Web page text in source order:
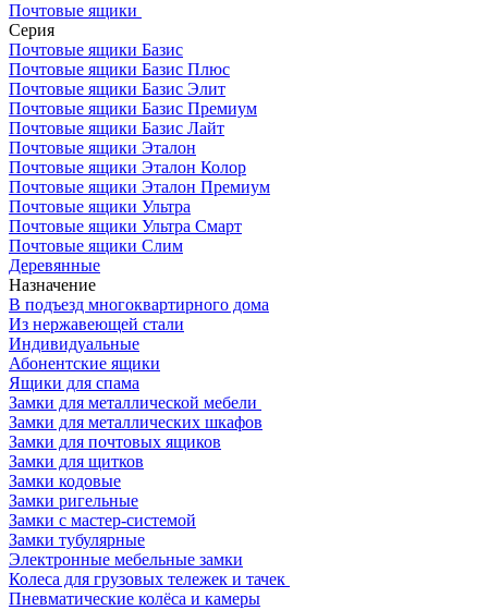
Почтовые ящики
Серия
Почтовые ящики Базис
Почтовые ящики Базис Плюс
Почтовые ящики Базис Элит
Почтовые ящики Базис Премиум
Почтовые ящики Базис Лайт
Почтовые ящики Эталон
Почтовые ящики Эталон Колор
Почтовые ящики Эталон Премиум
Почтовые ящики Ультра
Почтовые ящики Ультра Смарт
Почтовые ящики Слим
Деревянные
Назначение
В подъезд многоквартирного дома
Из нержавеющей стали
Индивидуальные
Абонентские ящики
Ящики для спама
Замки для металлической мебели
Замки для металлических шкафов
Замки для почтовых ящиков
Замки для щитков
Замки кодовые
Замки ригельные
Замки с мастер-системой
Замки тубулярные
Электронные мебельные замки
Колеса для грузовых тележек и тачек
Пневматические колёса и камеры